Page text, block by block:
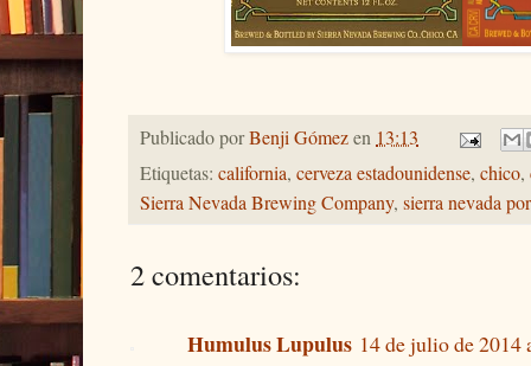
Publicado porBenji Gómezen 13:13
Etiquetas: california, cerveza estadounidense, chico,
Sierra Nevada Brewing Company, sierra nevada
2 comentarios:
Humulus Lupulus 14 de julio de 2014